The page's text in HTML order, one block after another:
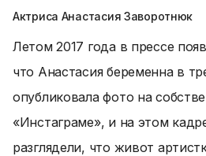
Актриса Анастасия Заворотнюк
Летом 2017 года в прессе
что Анастасия беременна в
опубликовала фото на
«Инстаграме», и на этом
разглядели, что живот